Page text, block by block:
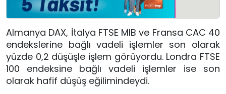
Almanya DAX, İtalya FTSE MIB ve Fransa CAC 40
endekslerine bağlı vadeli işlemler son olarak
yüzde 0,2 düşüşle işlem görüyordu. Londra FTSE
100 endeksine bağlı vadeli işlemler ise son
olarak hafif düşüş eğilimindeydi.